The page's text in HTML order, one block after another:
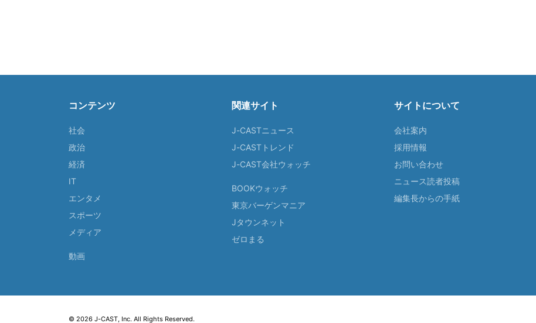
コンテンツ
社会
政治
経済
IT
エンタメ
スポーツ
メディア
動画
関連サイト
J-CASTニュース
J-CASTトレンド
J-CAST会社ウォッチ
BOOKウォッチ
東京バーゲンマニア
Jタウンネット
ゼロまる
サイトについて
会社案内
採用情報
お問い合わせ
ニュース読者投稿
編集長からの手紙
© 2026 J-CAST, Inc. All Rights Reserved.